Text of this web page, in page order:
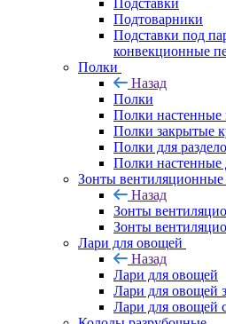
Подставки
Подтоварники
Подставки под
конвекционные
Полки
Назад
Полки
Полки настенные
Полки закрытые
Полки для
Полки настенные
Зонты вентиляционные
Назад
Зонты
Зонты
Лари для овощей
Назад
Лари для овощей
Лари для овощей
Лари для овощей